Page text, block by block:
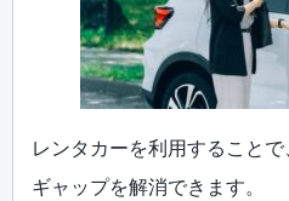
レンタカーを利用すること
ギャップを解消できます。